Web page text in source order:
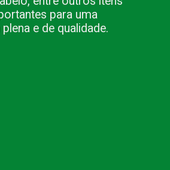
para uma
e de qualidade.